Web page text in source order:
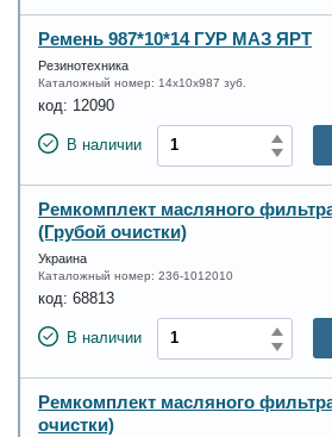
Ремень 987*10*14 ГУР МАЗ ЯРТ
Резинотехника
Каталожный номер: 14х10х987 зуб.
код: 12090
В наличии
Ремкомплект масляного
(Грубой очистки)
Украина
Каталожный номер: 236-1012010
код: 68813
В наличии
Ремкомплект масляного
очистки)